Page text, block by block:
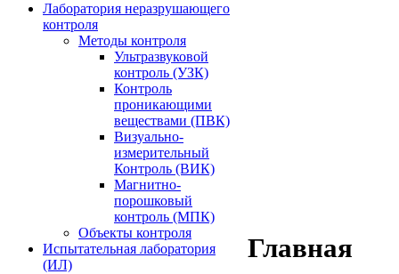
Лаборатория неразрушающего
контроля
Методы контроля
Ультразвуковой
контроль (УЗК)
Контроль
проникающими
веществами (ПВК)
Визуально-
измерительный
Контроль (ВИК)
Магнитно-
порошковый
контроль (МПК)
Объекты контроля
Испытательная лаборатория
(ИЛ)
Главная